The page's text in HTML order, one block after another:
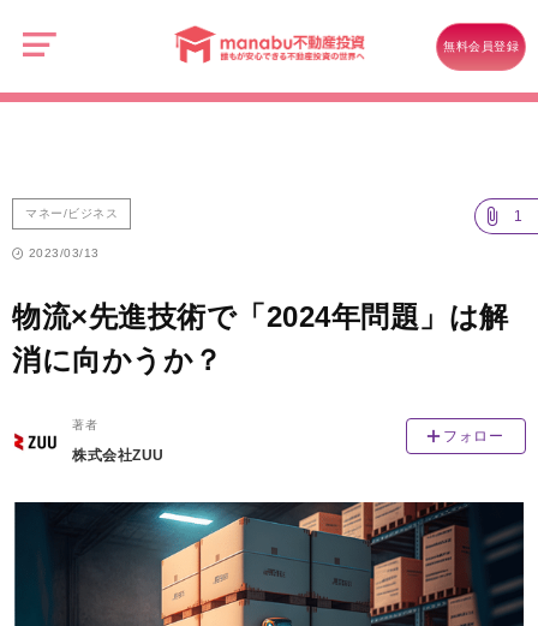
無料会員登録
物流×先進技術で「2024年問題」は解消に向かうか？
マネー/ビジネス 1
2023/03/13
物流×先進技術で「2024年問題」は解
消に向かうか？
著者
株式会社ZUU
フォロー